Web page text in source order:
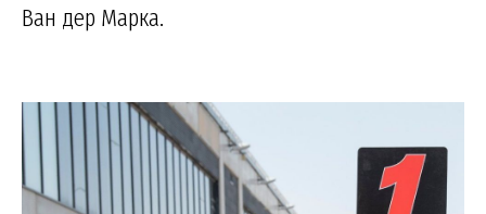
Ван дер Марка.